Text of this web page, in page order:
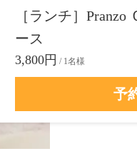
［ランチ］
ース
3,800円 / 1名様
予